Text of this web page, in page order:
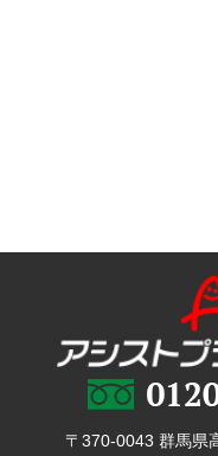
〒370-0043 群馬県